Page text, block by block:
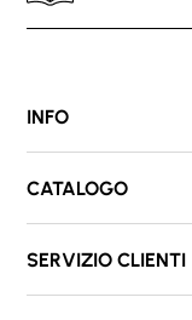
INFO
CATALOGO
SERVIZIO CLIENTI